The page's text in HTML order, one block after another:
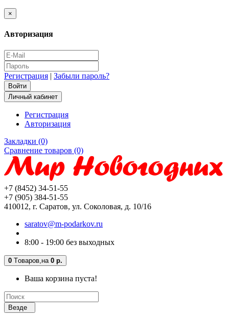
×
Авторизация
Регистрация | Забыли пароль?
Личный кабинет
Регистрация
Авторизация
Закладки (0)
Сравнение товаров (0)
+7 (8452) 34-51-55
+7 (905) 384-51-55
410012, г. Саратов, ул. Соколовая, д. 10/16
saratov@m-podarkov.ru
8:00 - 19:00 без выходных
0 Tоваров, на 0 р.
Ваша корзина пуста!
Везде